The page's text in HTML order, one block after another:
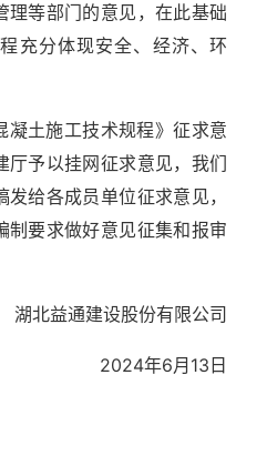
理等部门的意见，在此基础
充分体现安全、经济、环
凝土施工技术规程》征求意
厅予以挂网征求意见，我们
给各成员单位征求意见，
制要求做好意见征集和报审
湖北益通建设股份有限公司
2024年6月13日